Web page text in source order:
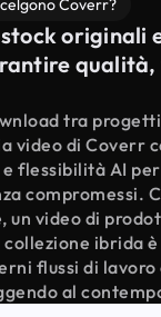
Coverr?
originali
qualità,
tra
video di Coverr
flessibilità AI
compromessi.
un video di
ibrida
flussi di lavoro
al